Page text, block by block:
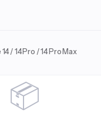
/ 14 Pro / 14 Pro Max
📦